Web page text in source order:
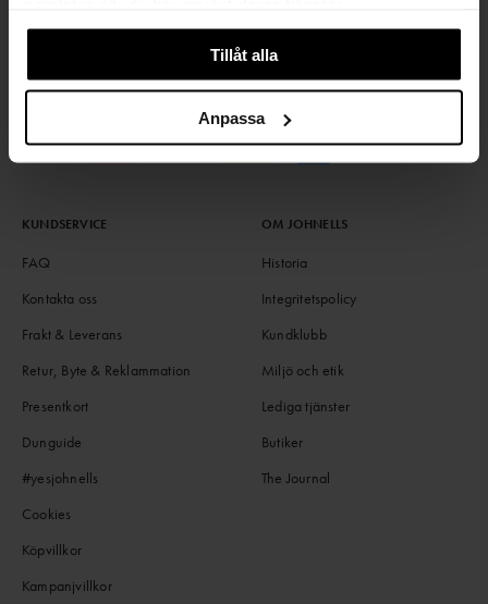
Tillåt alla
Anpassa
KUNDSERVICE
FAQ
Kontakta oss
Frakt & Leverans
Retur, Byte & Reklammation
Presentkort
Dunguide
#yesjohnells
Cookies
Köpvillkor
Kampanjvillkor
OM JOHNELLS
Historia
Integritetspolicy
Kundklubb
Miljö och etik
Lediga tjänster
Butiker
The Journal